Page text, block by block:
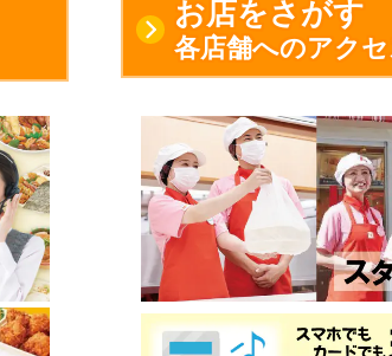
お店をさがす
各店舗へのアク